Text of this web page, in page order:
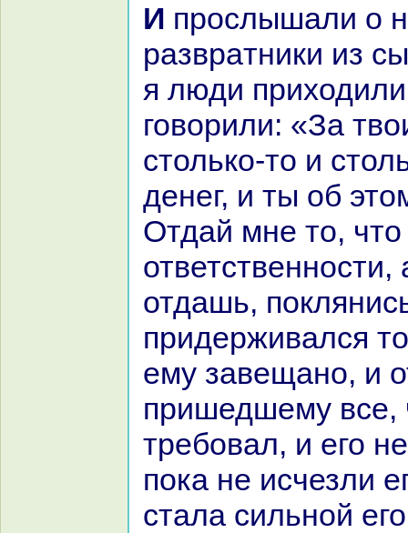
И прослышали о нем
paзвpaтники из
я люди
говорили: «За
столькo-то и
денег, и ты об
Отдай мне то,
ответственности,
отдашь,
придерживался
ему завещано, и
пришедшему все,
требовал, и его
пока не исчезли
стала сильной